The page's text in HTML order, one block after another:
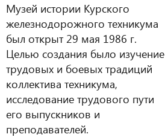
Музей истории Курского
железнодорожного техникума
был открыт 29 мая 1986 г.
Целью создания было изучение
трудовых и боевых традиций
коллектива техникума,
исследование трудового пути
его выпускников и
преподавателей.